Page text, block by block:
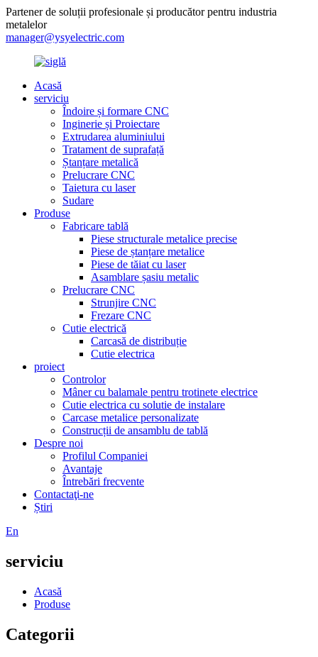
Partener de soluții profesionale și producător pentru industria
metalelor
manager@ysyelectric.com
Acasă
serviciu
Îndoire și formare CNC
Inginerie și Proiectare
Extrudarea aluminiului
Tratament de suprafață
Ștanțare metalică
Prelucrare CNC
Taietura cu laser
Sudare
Produse
Fabricare tablă
Piese structurale metalice precise
Piese de ștanțare metalice
Piese de tăiat cu laser
Asamblare șasiu metalic
Prelucrare CNC
Strunjire CNC
Frezare CNC
Cutie electrică
Carcasă de distribuție
Cutie electrica
proiect
Controlor
Mâner cu balamale pentru trotinete electrice
Cutie electrica cu solutie de instalare
Carcase metalice personalizate
Construcții de ansamblu de tablă
Despre noi
Profilul Companiei
Avantaje
Întrebări frecvente
Contactaţi-ne
Știri
En
serviciu
Acasă
Produse
Categorii